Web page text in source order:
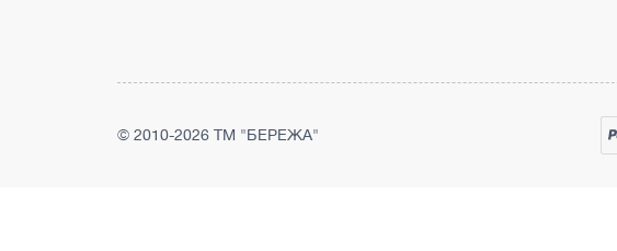
© 2010-2026 ТМ "БЕРЕЖА"